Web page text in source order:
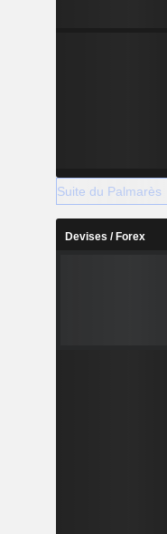
Suite du Palmarès
Devises / Forex